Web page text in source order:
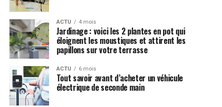
ACTU 4 mois
Jardinage : voici les 2 plantes en pot qui
éloignent les moustiques et attirent les
papillons sur votre terrasse
ACTU 6 mois
Tout savoir avant d’acheter un véhicule
électrique de seconde main